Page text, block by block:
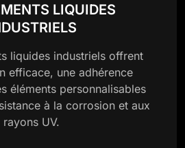
LIQUIDES
liquides industriels offrent
efficace, une adhérence
éléments personnalisables
à la corrosion et aux
rayons UV.